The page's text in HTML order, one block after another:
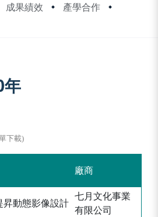
成果績效
產學合作
年
下載)
廠商
動態影像設計
七月文化事業
有限公司